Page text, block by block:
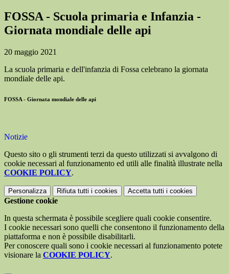
FOSSA - Scuola primaria e Infanzia -
Giornata mondiale delle api
20 maggio 2021
La scuola primaria e dell'infanzia di Fossa celebrano la giornata
mondiale delle api.
FOSSA - Giornata mondiale delle api
Notizie
Questo sito o gli strumenti terzi da questo utilizzati si avvalgono di
cookie necessari al funzionamento ed utili alle finalità illustrate nella
COOKIE POLICY.
Personalizza Rifiuta tutti i cookies Accetta tutti i cookies
Gestione cookie
In questa schermata è possibile scegliere quali cookie consentire.
I cookie necessari sono quelli che consentono il funzionamento della
piattaforma e non è possibile disabilitarli.
Per conoscere quali sono i cookie necessari al funzionamento potete
visionare la COOKIE POLICY.